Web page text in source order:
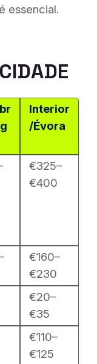
essencial.
Interior
/Évora
€325–
€400
€160–
€230
€20–
€35
€110–
€125